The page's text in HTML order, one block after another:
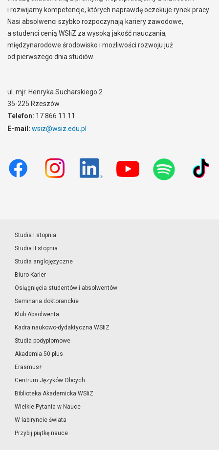
i rozwijamy kompetencje, których naprawdę oczekuje rynek pracy.
Nasi absolwenci szybko rozpoczynają kariery zawodowe,
a studenci cenią WSIiZ za wysoką jakość nauczania,
międzynarodowe środowisko i możliwości rozwoju już
od pierwszego dnia studiów.
ul. mjr. Henryka Sucharskiego 2
35-225 Rzeszów
Telefon: 17 866 11 11
E-mail: wsiz@wsiz.edu.pl
Studia I stopnia
Studia II stopnia
Studia anglojęzyczne
Biuro Karier
Osiągnięcia studentów i absolwentów
Seminaria doktoranckie
Klub Absolwenta
Kadra naukowo-dydaktyczna WSIiZ
Studia podyplomowe
Akademia 50 plus
Erasmus+
Centrum Języków Obcych
Biblioteka Akademicka WSIiZ
Wielkie Pytania w Nauce
W labiryncie świata
Przybij piątkę nauce